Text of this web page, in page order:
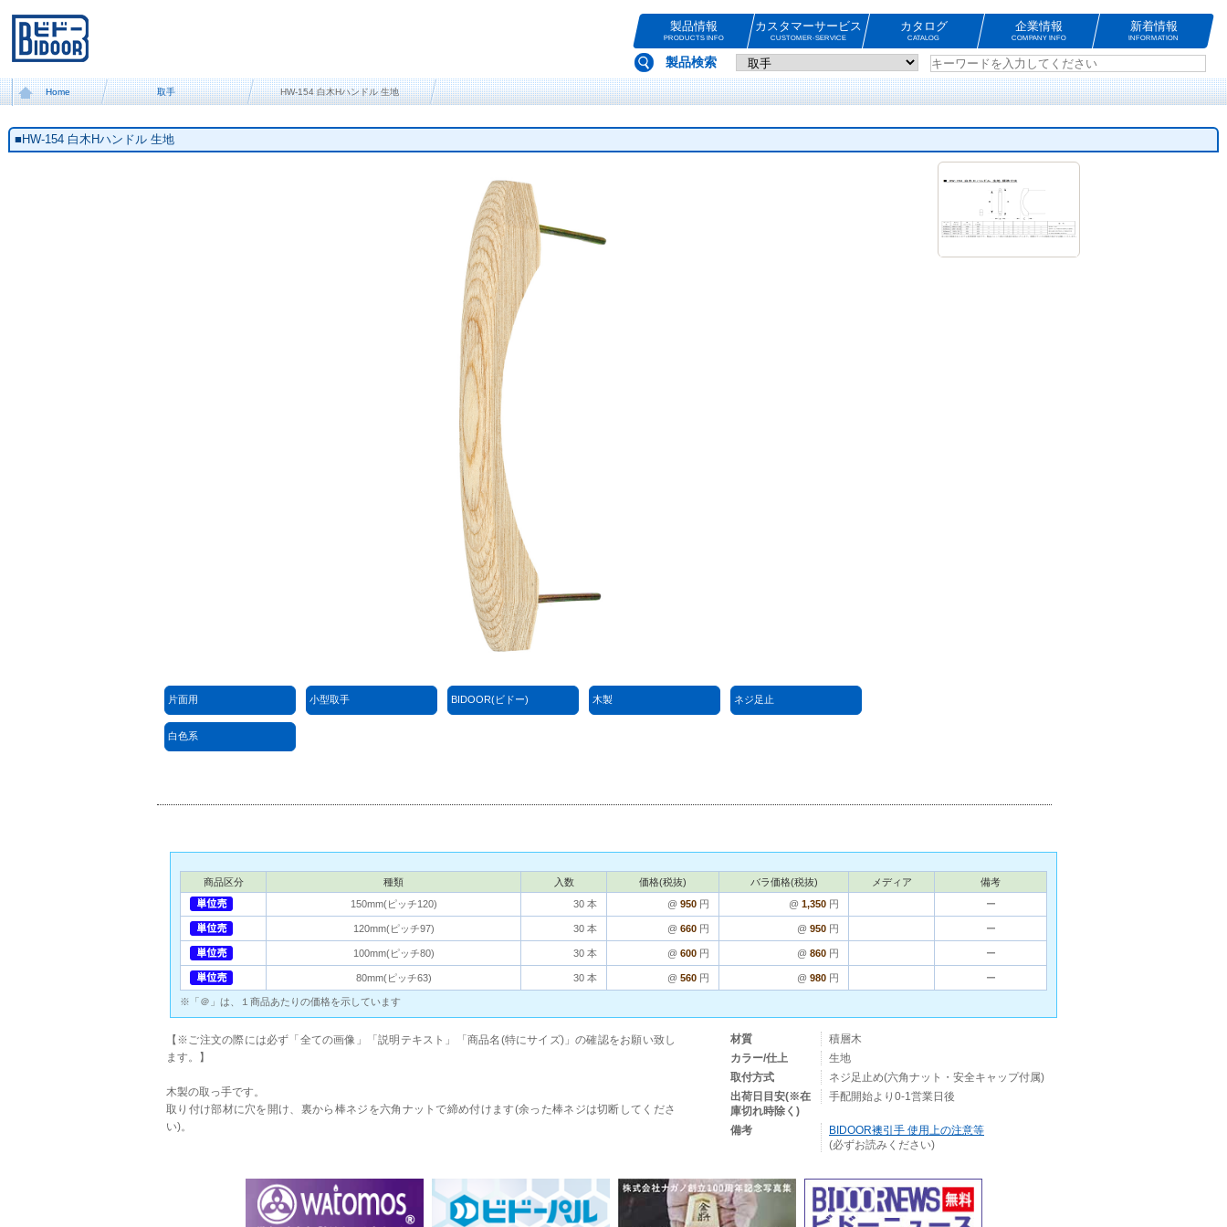
製品情報
PRODUCTS INFO
カスタマーサービス
CUSTOMER-SERVICE
カタログ
CATALOG
企業情報
COMPANY INFO
新着情報
INFORMATION
製品検索
Home 取手 HW-154 白木Hハンドル 生地
■HW-154 白木Hハンドル 生地
片面用 小型取手 BIDOOR(ビドー) 木製 ネジ足止
白色系
商品区分 種類 入数 価格(税抜) バラ価格(税抜) メディア
備考
150mm(ピッチ120)
30 本 @ 950 円 @ 1,350 円 ー
120mm(ピッチ97) 30 本 @ 660 円 @ 950 円 ー
100mm(ピッチ80) 30 本 @ 600 円 @ 860 円 ー
80mm(ピッチ63) 30 本 @ 560 円 @ 980 円 ー
※「＠」は、１商品あたりの価格を示しています
【※ご注文の際には必ず「全ての画像」「説明テキスト」「商品名(特にサイズ)」の確認をお願い致し
ます。】
木製の取っ手です。
取り付け部材に穴を開け、裏から棒ネジを六角ナットで締め付けます(余った棒ネジは切断してくださ
い)。
材質
積層木
カラー/仕上
生地
取付方式
ネジ足止め(六角ナット・安全キャップ付属)
出荷日目安(※在
庫切れ時除く)
手配開始より0-1営業日後
備考
BIDOOR襖引手 使用上の注意等
(必ずお読みください)